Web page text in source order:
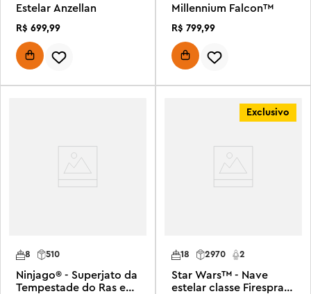
Estelar Anzellan
R$ 699,99
Millennium Falcon™
R$ 799,99
8 510
Ninjago® - Superjato da
Tempestade do Ras e
Exclusivo
2970
18 2
Star Wars™ - Nave
estelar classe Firespray